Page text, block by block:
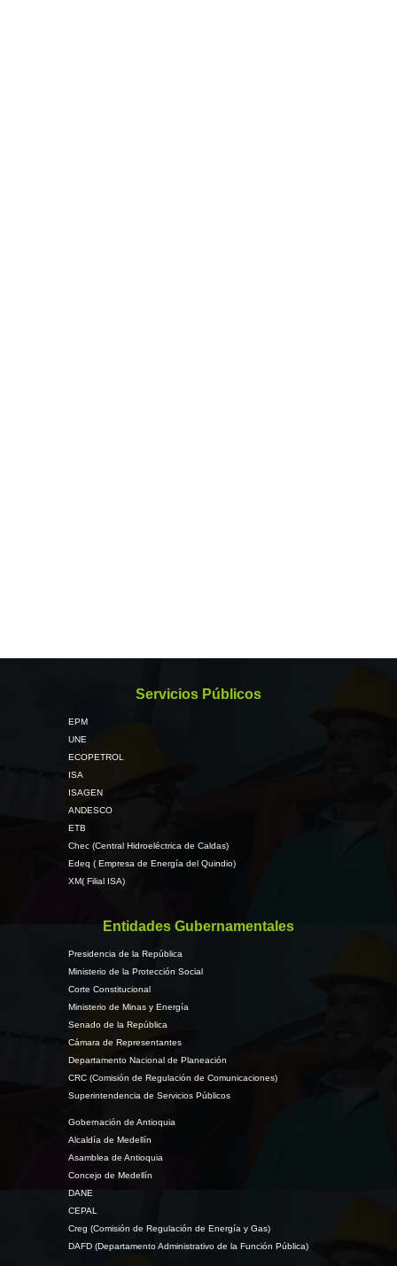
Servicios Públicos
EPM
UNE
ECOPETROL
ISA
ISAGEN
ANDESCO
ETB
Chec (Central Hidroeléctrica de Caldas)
Edeq ( Empresa de Energía del Quindio)
XM( Filial ISA)
Entidades Gubernamentales
Presidencia de la República
Ministerio de la Protección Social
Corte Constitucional
Ministerio de Minas y Energía
Senado de la República
Cámara de Representantes
Departamento Nacional de Planeación
CRC (Comisión de Regulación de Comunicaciones)
Superintendencia de Servicios Públicos
Gobernación de Antioquia
Alcaldía de Medellín
Asamblea de Antioquia
Concejo de Medellín
DANE
CEPAL
Creg (Comisión de Regulación de Energía y Gas)
DAFD (Departamento Administrativo de la Función Pública)